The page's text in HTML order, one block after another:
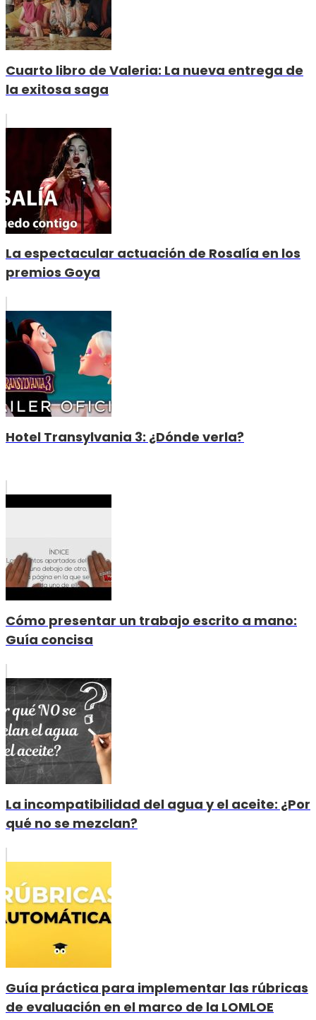
Cuarto libro de Valeria: La nueva entrega de
la exitosa saga
La espectacular actuación de Rosalía en los
premios Goya
Hotel Transylvania 3: ¿Dónde verla?
Cómo presentar un trabajo escrito a mano:
Guía concisa
La incompatibilidad del agua y el aceite: ¿Por
qué no se mezclan?
Guía práctica para implementar las rúbricas
de evaluación en el marco de la LOMLOE